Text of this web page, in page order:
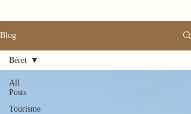
Blog
All
Posts
Tourisme
Béret